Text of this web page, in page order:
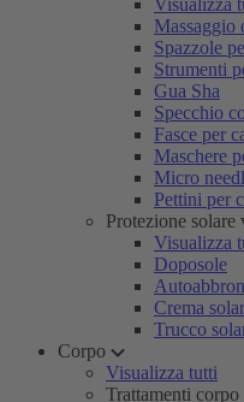
Visualizza
Massaggio
Spazzole
Strumenti
Gua Sha
Specchio
Fasce per
Maschere
Micro
Pettini per
Protezione solare
Visualizza
Doposole
Crema
Trucco
Corpo
Visualizza tutti
Trattamenti corpo